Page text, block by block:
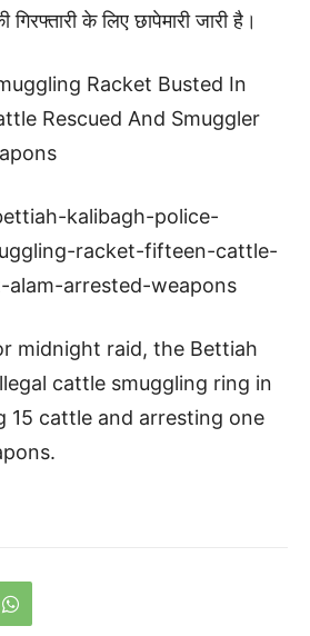
के लिए छापेमारी जारी है।
Racket Busted In
Rescued And Smuggler
kalibagh-police-
racket-fifteen-cattle-
alam-arrested-weapons
midnight raid, the Bettiah
cattle smuggling ring in
15 cattle and arresting one